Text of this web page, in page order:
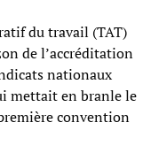
du travail (TAT)
de l’accréditation
nationaux
mettait en branle le
convention